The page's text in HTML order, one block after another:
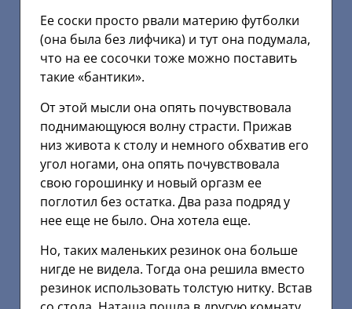
Ее соски просто рвали материю футболки
(она была без лифчика) и тут она подумала,
что на ее сосочки тоже можно поставить
такие «бантики».
От этой мысли она опять почувствовала
поднимающуюся волну страсти. Прижав
низ живота к столу и немного обхватив его
угол ногами, она опять почувствовала
свою горошинку и новый оргазм ее
поглотил без остатка. Два раза подряд у
нее еще не было. Она хотела еще.
Но, таких маленьких резинок она больше
нигде не видела. Тогда она решила вместо
резинок использовать толстую нитку. Встав